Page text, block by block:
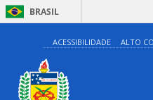
BRASIL
ACESSIBILIDADE ALTO